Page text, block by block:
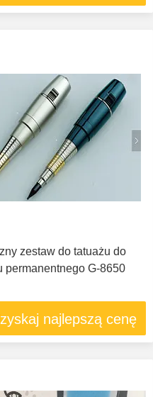
zestaw do tatuażu do
permanentnego G-8650
najlepszą cenę